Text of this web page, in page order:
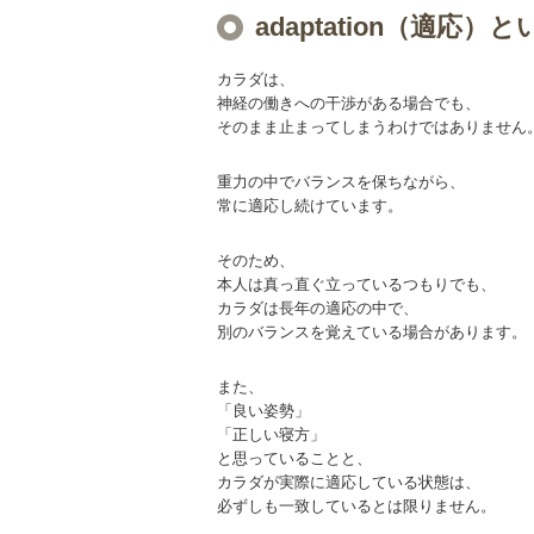
adaptation（適応）と
カラダは、
神経の働きへの干渉がある場合でも、
そのまま止まってしまうわけではありません。
重力の中でバランスを保ちながら、
常に適応し続けています。
そのため、
本人は真っ直ぐ立っているつもりでも、
カラダは長年の適応の中で、
別のバランスを覚えている場合があります。
また、
「良い姿勢」
「正しい寝方」
と思っていることと、
カラダが実際に適応している状態は、
必ずしも一致しているとは限りません。